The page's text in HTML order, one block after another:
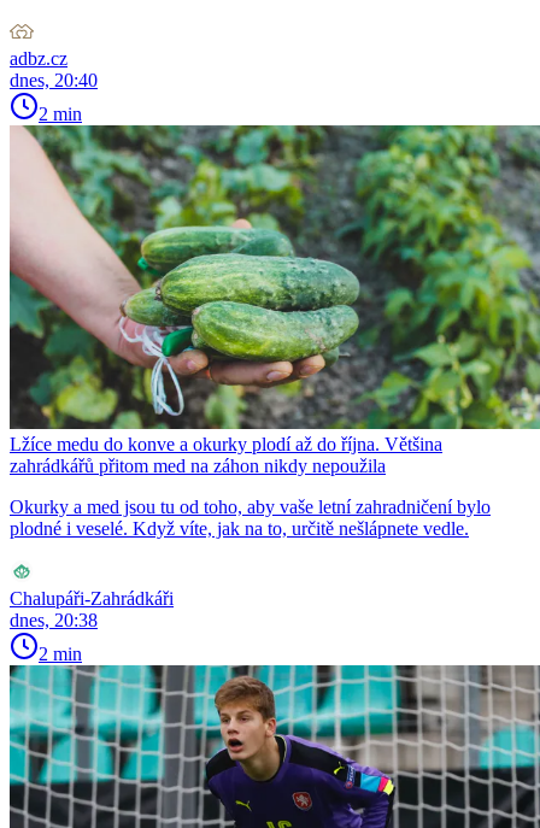
adbz.cz
dnes, 20:40
2 min
Lžíce medu do konve a okurky plodí až do října. Většina
zahrádkářů přitom med na záhon nikdy nepoužila
Okurky a med jsou tu od toho, aby vaše letní zahradničení bylo
plodné i veselé. Když víte, jak na to, určitě nešlápnete vedle.
Chalupáři-Zahrádkáři
dnes, 20:38
2 min